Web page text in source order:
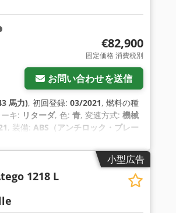
リー、kmはマイル、運転免許クラ
km / h、排気量14011cm？, , 24Volt
また、若いtimerr AMジェネラリス
くの楽しみです .- 注意！ディーラー
私のホームページで見ることができ
な車を見るために急いで行ったり来
ます：- ハノマグAL28、マジルス・
、シュタイヤー・プッフ、イルティ
た、想像を絶する数のスペアパーツ
le Gru?e Euer Philipp aus dem
€82,900
固定価格 消費税別
お問い合わせを送信
馬力), 初回登録: 03/2021, 燃料の種
キ: リターダ, 色: 青, 変速方式: 機械
, 装備: ABS（アンチロック・ブレー
小型広告
1218 L